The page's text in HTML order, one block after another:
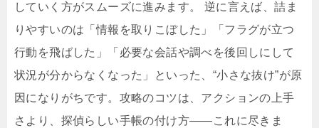
していく方がスムーズに進みます。 逆に言えば、詰ま
りやすいのは「情報を取りこぼした」「フラグが立つ
行動を飛ばした」「必要な会話や調べを後回しにして
状況が分からなくなった」といった、“小さな抜け”が原
因になりがちです。攻略のコツは、アクションの上手
さより、探偵らしい手帳の付け方――これに尽きま